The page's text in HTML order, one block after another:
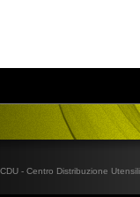
CDU - Centro Distribuzione